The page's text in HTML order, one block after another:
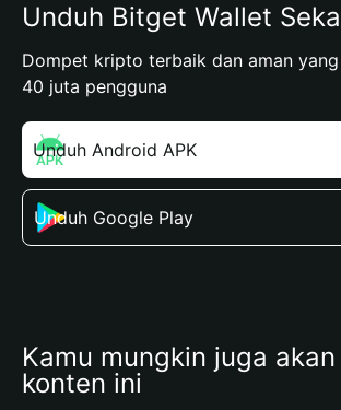
Unduh Bitget Wallet
Dompet kripto terbaik dan aman
40 juta pengguna
Unduh Android APK
Unduh Google Play
Kamu mungkin juga
konten ini